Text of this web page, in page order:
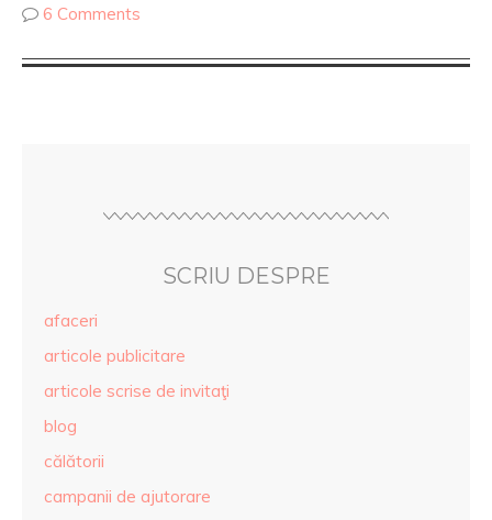
6 Comments
SCRIU DESPRE
afaceri
articole publicitare
articole scrise de invitaţi
blog
călătorii
campanii de ajutorare